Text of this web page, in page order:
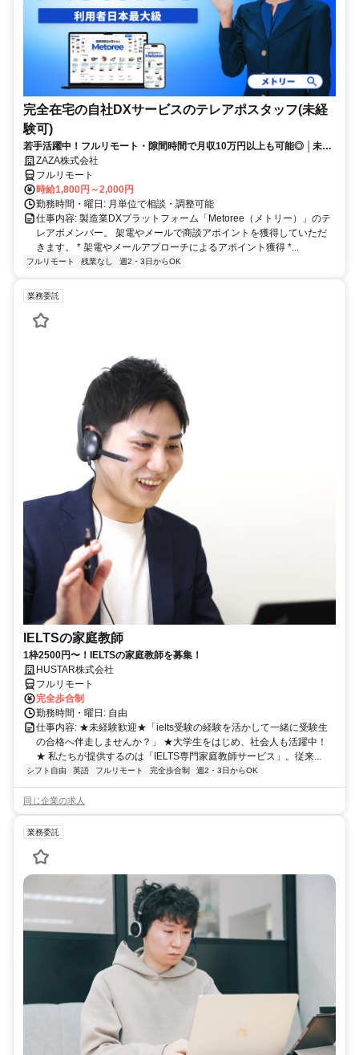
完全在宅の自社DXサービスのテレアポスタッフ(未経
験可)
若手活躍中！フルリモート・隙間時間で月収10万円以上も可能◎ │未経
験からインサイドセールスに挑戦
ZAZA株式会社
フルリモート
時給1,800円～2,000円
勤務時間・曜日: 月単位で相談・調整可能
仕事内容: 製造業DXプラットフォーム「Metoree（メトリー）」のテ
レアポメンバー。 架電やメールで商談アポイントを獲得していただ
きます。 * 架電やメールアプローチによるアポイント獲得 *...
フルリモート 残業なし 週2・3日からOK
業務委託
IELTSの家庭教師
1枠2500円〜！IELTSの家庭教師を募集！
HUSTAR株式会社
フルリモート
完全歩合制
勤務時間・曜日: 自由
仕事内容: ★未経験歓迎★「ielts受験の経験を活かして一緒に受験生
の合格へ伴走しませんか？」 ★大学生をはじめ、社会人も活躍中！
★ 私たちが提供するのは「IELTS専門家庭教師サービス」。従来...
シフト自由 英語 フルリモート 完全歩合制 週2・3日からOK
同じ企業の求人
業務委託